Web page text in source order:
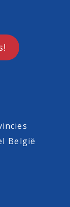
België